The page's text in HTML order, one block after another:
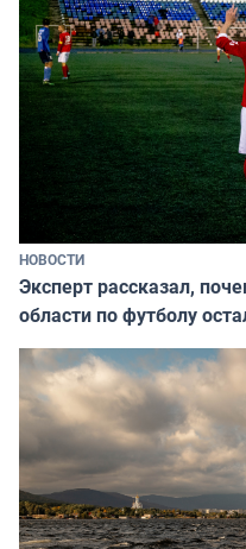
НОВОСТИ
Эксперт рассказал,
области по футболу